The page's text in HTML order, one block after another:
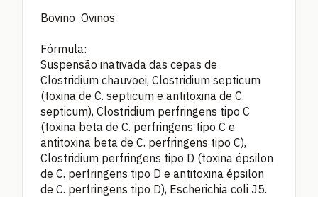
Bovino Ovinos
Fórmula:
Suspensão inativada das cepas de
Clostridium chauvoei, Clostridium septicum
(toxina de C. septicum e antitoxina de C.
septicum), Clostridium perfringens tipo C
(toxina beta de C. perfringens tipo C e
antitoxina beta de C. perfringens tipo C),
Clostridium perfringens tipo D (toxina épsilon
de C. perfringens tipo D e antitoxina épsilon
de C. perfringens tipo D), Escherichia coli J5.